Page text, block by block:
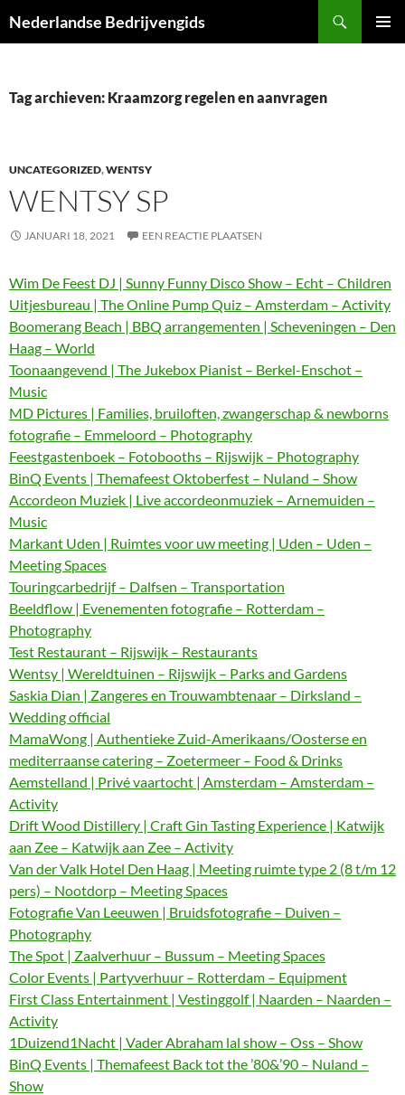
naar
Nederlandse Bedrijvengids
Tag archieven: Kraamzorg regelen en aanvragen
UNCATEGORIZED,WENTSY
WENTSY SP
JANUARI 18, 2021 EEN REACTIE PLAATSEN
Wim De Feest DJ | Sunny Funny Disco Show – Echt – Children
Uitjesbureau | The Online Pump Quiz – Amsterdam – Activity
Boomerang Beach | BBQ arrangementen | Scheveningen – Den
Haag – World
Toonaangevend | The Jukebox Pianist – Berkel-Enschot –
Music
MD Pictures | Families, bruiloften, zwangerschap & newborns
fotografie – Emmeloord – Photography
Feestgastenboek – Fotobooths – Rijswijk – Photography
BinQ Events | Themafeest Oktoberfest – Nuland – Show
Accordeon Muziek | Live accordeonmuziek – Arnemuiden –
Music
Markant Uden | Ruimtes voor uw meeting | Uden – Uden –
Meeting Spaces
Touringcarbedrijf – Dalfsen – Transportation
Beeldflow | Evenementen fotografie – Rotterdam –
Photography
Test Restaurant – Rijswijk – Restaurants
Wentsy | Wereldtuinen – Rijswijk – Parks and Gardens
Saskia Dian | Zangeres en Trouwambtenaar – Dirksland –
Wedding official
MamaWong | Authentieke Zuid-Amerikaans/Oosterse en
mediterraanse catering – Zoetermeer – Food & Drinks
Aemstelland | Privé vaartocht | Amsterdam – Amsterdam –
Activity
Drift Wood Distillery | Craft Gin Tasting Experience | Katwijk
aan Zee – Katwijk aan Zee – Activity
Van der Valk Hotel Den Haag | Meeting ruimte type 2 (8 t/m 12
pers) – Nootdorp – Meeting Spaces
Fotografie Van Leeuwen | Bruidsfotografie – Duiven –
Photography
The Spot | Zaalverhuur – Bussum – Meeting Spaces
Color Events | Partyverhuur – Rotterdam – Equipment
First Class Entertainment | Vestinggolf | Naarden – Naarden –
Activity
1Duizend1Nacht | Vader Abraham lal show – Oss – Show
BinQ Events | Themafeest Back tot the ’80&’90 – Nuland –
Show